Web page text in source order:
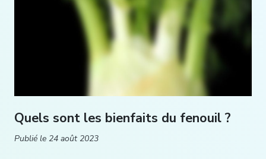
Quels sont les bienfaits du fenouil ?
Publié le 24 août 2023